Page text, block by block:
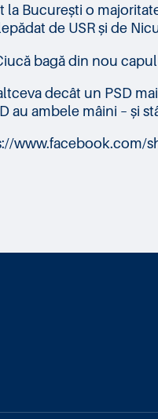
la București o
de USR și de
bagă din nou
decât un PSD
au ambele mâini – și
www.facebook.com/